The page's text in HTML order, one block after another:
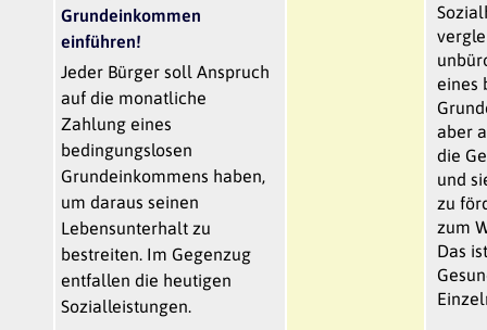
Grundeinkommen
einführen!
Jeder Bürger soll Anspruch
auf die monatliche
Zahlung eines
bedingungslosen
Grundeinkommens haben,
um daraus seinen
Lebensunterhalt zu
bestreiten. Im Gegenzug
entfallen die heutigen
Sozialleistungen.
eines
aber
die
und
zu
zum
Das